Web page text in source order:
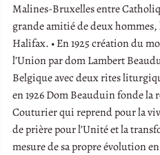
Malines-Bruxelles entre
grande amitié de deux
Halifax. • En 1925 création du
l’Union par dom Lambert
Belgique avec deux rites
en 1926 Dom Beauduin fonde la
Couturier qui reprend pour la
de prière pour l’Unité et la
mesure de sa propre évolution